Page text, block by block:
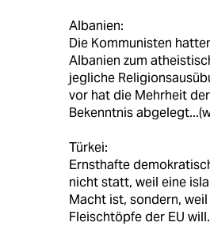
Albanien:
Die Kommunisten
Albanien zum
jegliche
vor hat die Mehrheit
Bekenntnis
Türkei:
Ernsthafte
nicht statt, weil eine
Macht ist, sondern,
Fleischtöpfe der EU